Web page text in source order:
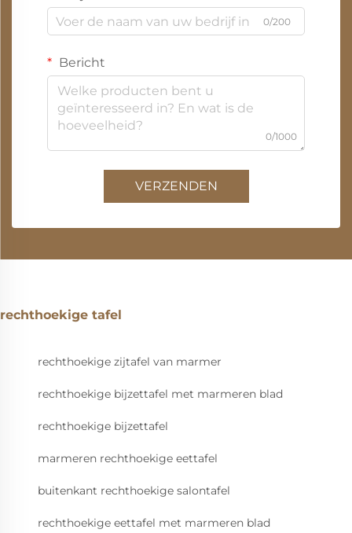
0/200
Bericht
0/1000
VERZENDEN
rechthoekige tafel
rechthoekige zijtafel van marmer
rechthoekige bijzettafel met marmeren blad
rechthoekige bijzettafel
marmeren rechthoekige eettafel
buitenkant rechthoekige salontafel
rechthoekige eettafel met marmeren blad